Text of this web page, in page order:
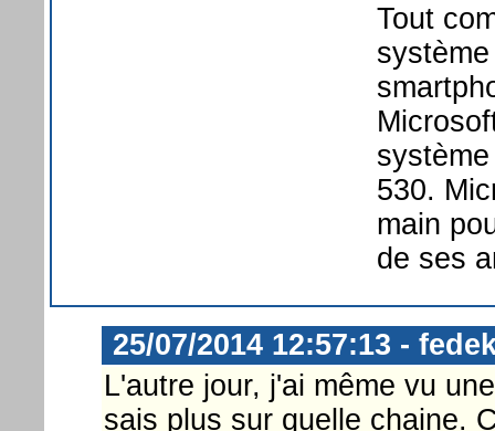
Tout
530.
main
de ses
25/07/2014 12:57:13 -
L'autre jour, j'ai même vu
sais plus sur quelle chaine.